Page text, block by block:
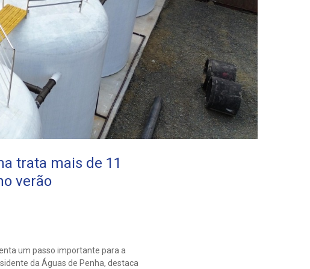
trata mais de 11
verão
um passo importante para a
da Águas de Penha, destaca